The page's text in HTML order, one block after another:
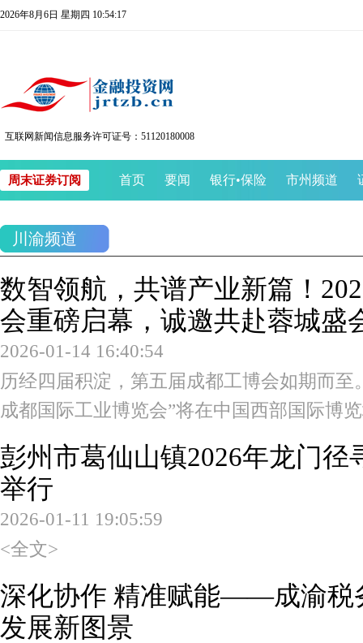
2026年8月6日 星期四 10:54:17
互联网新闻信息服务许可证号：51120180008
周末证券订阅 首页 要闻 银行•保险 市州频道
川渝频道
数智领航，共谱产业新篇！
会重磅启幕，诚邀共赴蓉城盛
2026-01-14 16:40:54
历经四届积淀，第五届成都工博会如期而
成都国际工业博览会”将在中国西部国际博
彭州市葛仙山镇2026年龙门
举行
2026-01-11 19:05:59
<全文>
深化协作 精准赋能——成渝税
发展新图景